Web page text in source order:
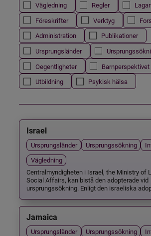
Vägledning
Regler
Lagar
Föreskrifter
Verktyg
Administration
Publikationer
Ursprungsländer
Oegentligheter
Barnperspektivet
Utbildning
Psykisk hälsa
Israel
Ursprungsländer Ursprungssökning
Vägledning
Centralmyndigheten i Israel, the Ministry of
Social Affairs, kan bistå den adopterade vid
ursprungssökning. Enligt den israeliska
Jamaica
Ursprungsländer Ursprungssökning